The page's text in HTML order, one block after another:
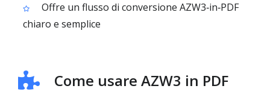
Offre un flusso di conversione AZW3‑in‑PDF
chiaro e semplice
Come usare AZW3 in PDF